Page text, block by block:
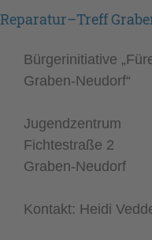
Reparatur–Treff
Bürgerinitiative
Graben-Neudorf“
Jugendzentrum
Fichtestraße 2
Graben-Neudorf
Kontakt: Heidi